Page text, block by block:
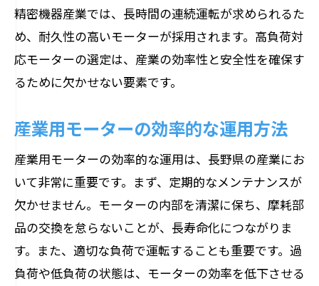
精密機器産業では、長時間の連続運転が求められるた
め、耐久性の高いモーターが採用されます。高負荷対
応モーターの選定は、産業の効率性と安全性を確保す
るために欠かせない要素です。
産業用モーターの効率的な運用方法
産業用モーターの効率的な運用は、長野県の産業にお
いて非常に重要です。まず、定期的なメンテナンスが
欠かせません。モーターの内部を清潔に保ち、摩耗部
品の交換を怠らないことが、長寿命化につながりま
す。また、適切な負荷で運転することも重要です。過
負荷や低負荷の状態は、モーターの効率を低下させる